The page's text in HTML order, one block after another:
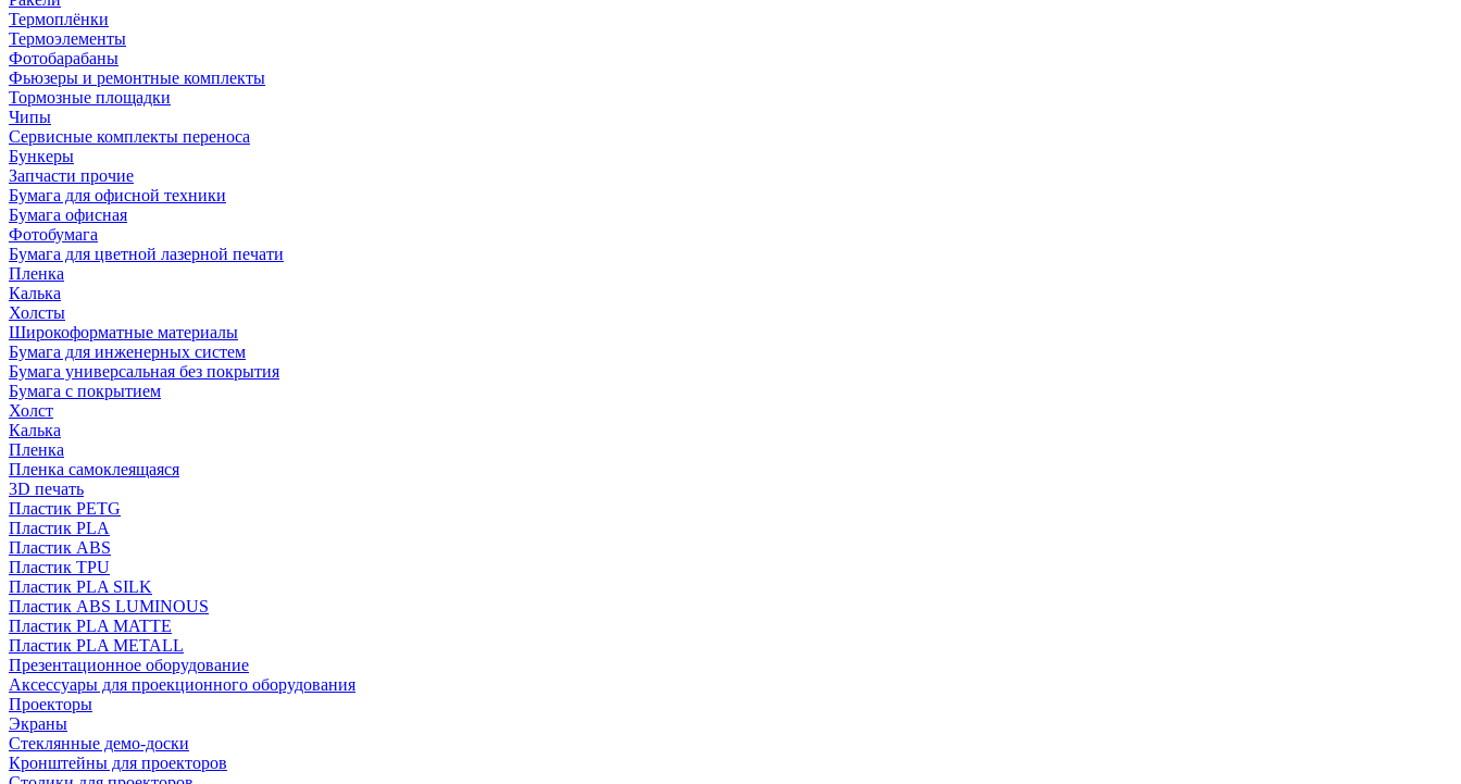
Термоплёнки
Термоэлементы
Фотобарабаны
Фьюзеры и ремонтные комплекты
Тормозные площадки
Чипы
Сервисные комплекты переноса
Бункеры
Запчасти прочие
Бумага для офисной техники
Бумага офисная
Фотобумага
Бумага для цветной лазерной печати
Пленка
Калька
Холсты
Широкоформатные материалы
Бумага для инженерных систем
Бумага универсальная без покрытия
Бумага с покрытием
Холст
Калька
Пленка
Пленка самоклеящаяся
3D печать
Пластик PETG
Пластик PLA
Пластик ABS
Пластик TPU
Пластик PLA SILK
Пластик ABS LUMINOUS
Пластик PLA MATTE
Пластик PLA METALL
Презентационное оборудование
Аксессуары для проекционного оборудования
Проекторы
Экраны
Стеклянные демо-доски
Кронштейны для проекторов